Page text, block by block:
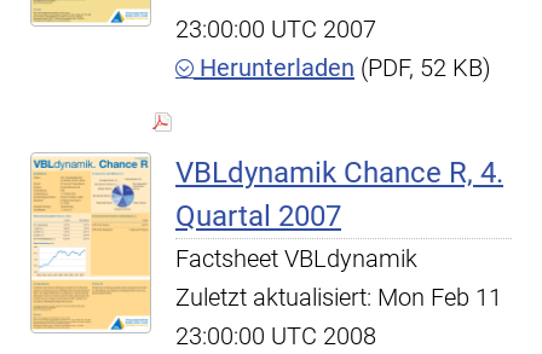
23:00:00 UTC 2007
Herunterladen (PDF, 52 KB)
VBLdynamik Chance R, 4.
Quartal 2007
Factsheet VBLdynamik
Zuletzt aktualisiert: Mon Feb 11
23:00:00 UTC 2008